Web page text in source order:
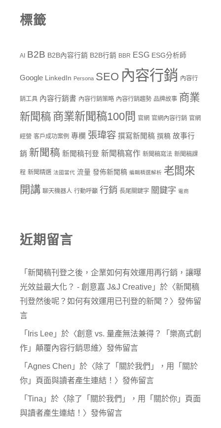
標籤
AI B2B B2B內容行銷 B2B行銷 BBR ESG ESG分析師
Google LinkedIn Persona SEO 內容行銷 內容行
銷工具 內容行銷書 內容行銷策略 內容行銷趨勢 品牌故事 商業
新聞稿 商業新聞稿100問 官網 官網內容行銷 官網
經營 客戶成功案例 專欄 張瑋容 撰寫新聞稿 撰稿 故事行
銷 新聞稿 新聞稿刊登 新聞稿寫作 新聞稿寫法 新聞稿課
程 新聞精選 法國當代 流量 發佈新聞稿 編輯精選解析 老闆來
開講 聊天機器人 行動呼籲 行銷 長尾關鍵字 關鍵字 電商
近期留言
「 新聞稿刊登之後，企業如何有效運用再行銷，讓曝
光效益最大化？ - 創意嘉 J&J Creative 」於〈新聞稿
刊登然後呢？如何有效運用已刊登的新聞？ 〉發佈留
言
「 Iris Lee 」於〈創意 vs. 量產無法兼得？「樂高式創
作」顛覆內容行銷思維〉發佈留言
「 Agnes Chen 」於〈除了「關於我們」，用「關於
你」頁面與讀者產生連結！ 〉發佈留言
「 Tina 」於〈除了「關於我們」，用「關於你」頁面
與讀者產生連結！ 〉發佈留言